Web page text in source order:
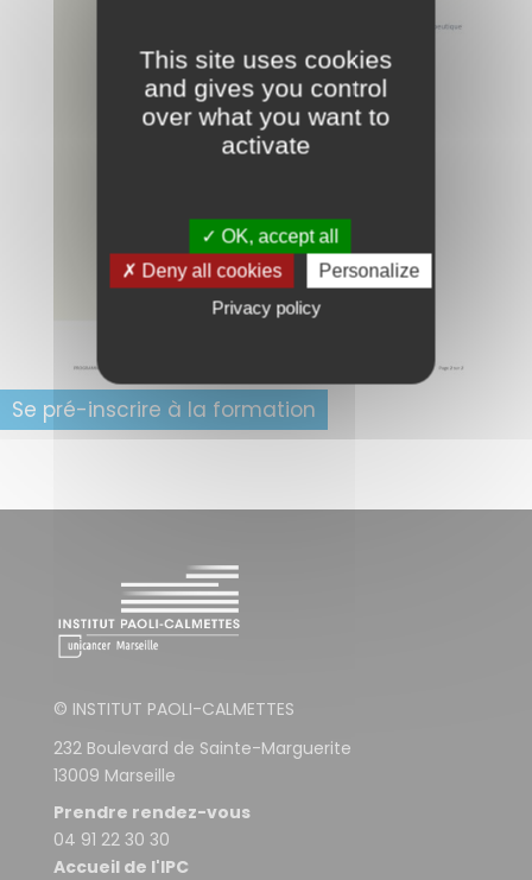
Se pré-inscrire à la formation
© INSTITUT PAOLI-CALMETTES
232 Boulevard de Sainte-Marguerite
13009 Marseille
Prendre rendez-vous
04 91 22 30 30
Accueil de l'IPC
This site uses cookies
and gives you control
over what you want to
activate
✓ OK, accept all
✗ Deny all cookies
Personalize
Privacy policy